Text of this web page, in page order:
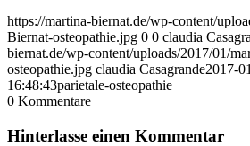
https://martina-biernat.de/wp-content/
Biernat-osteopathie.jpg 0 0 claudia
biernat.de/wp-content/uploads/2017/01/
osteopathie.jpg claudia Casagrande2017-
16:48:43parietale-osteopathie
0 Kommentare
Hinterlasse einen Kommentar